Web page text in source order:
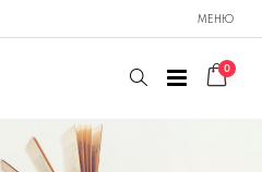
МЕНЮ
0